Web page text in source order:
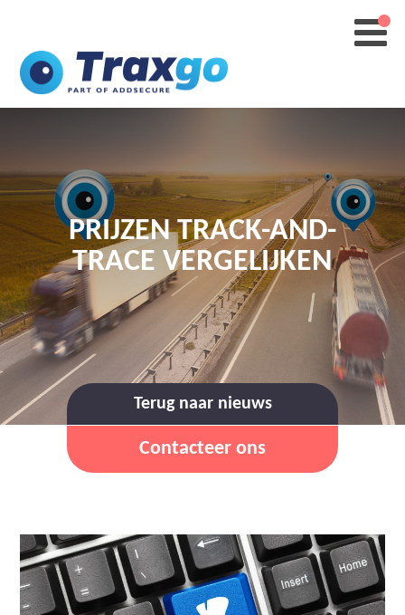
PRIJZEN TRACK-AND-
TRACE VERGELIJKEN
Terug naar nieuws
Contacteer ons